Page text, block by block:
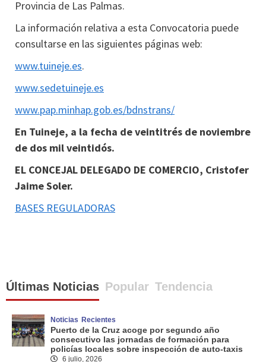
Provincia de Las Palmas.
La información relativa a esta Convocatoria puede
consultarse en las siguientes páginas web:
www.tuineje.es.
www.sedetuineje.es
www.pap.minhap.gob.es/bdnstrans/
En Tuineje, a la fecha de veintitrés de noviembre
de dos mil veintidós.
EL CONCEJAL DELEGADO DE COMERCIO, Cristofer
Jaime Soler.
BASES REGULADORAS
Últimas Noticias Popular Tendencia
Noticias Recientes
Puerto de la Cruz acoge por segundo año
consecutivo las jornadas de formación para
policías locales sobre inspección de auto-taxis
6 julio, 2026